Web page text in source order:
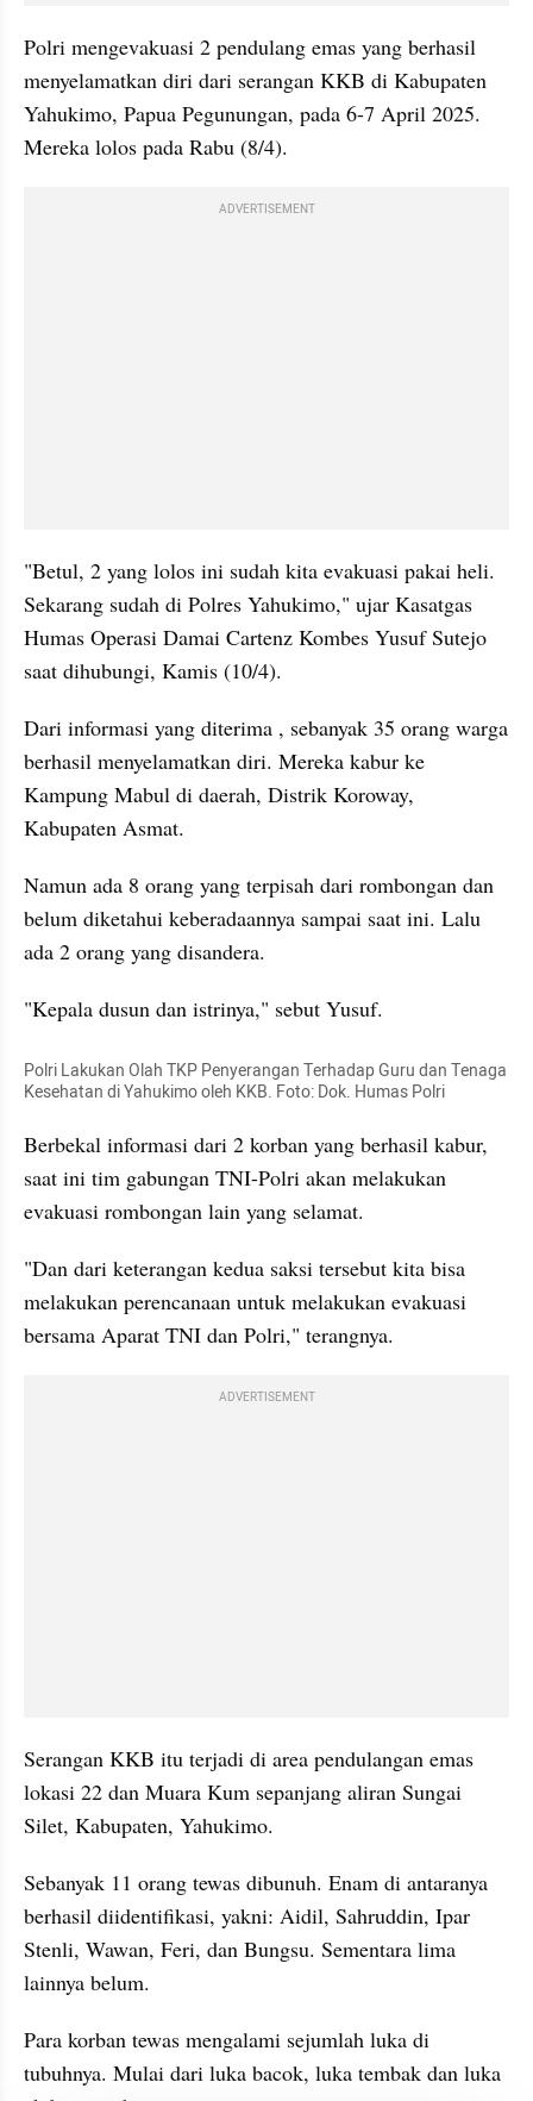
Polri mengevakuasi 2 pendulang emas yang berhasil
menyelamatkan diri dari serangan KKB di Kabupaten
Yahukimo, Papua Pegunungan, pada 6-7 April 2025.
Mereka lolos pada Rabu (8/4).
ADVERTISEMENT
"Betul, 2 yang lolos ini sudah kita evakuasi pakai heli.
Sekarang sudah di Polres Yahukimo," ujar Kasatgas
Humas Operasi Damai Cartenz Kombes Yusuf Sutejo
saat dihubungi, Kamis (10/4).
Dari informasi yang diterima , sebanyak 35 orang warga
berhasil menyelamatkan diri. Mereka kabur ke
Kampung Mabul di daerah, Distrik Koroway,
Kabupaten Asmat.
Namun ada 8 orang yang terpisah dari rombongan dan
belum diketahui keberadaannya sampai saat ini. Lalu
ada 2 orang yang disandera.
"Kepala dusun dan istrinya," sebut Yusuf.
Polri Lakukan Olah TKP Penyerangan Terhadap Guru dan Tenaga
Kesehatan di Yahukimo oleh KKB. Foto: Dok. Humas Polri
Berbekal informasi dari 2 korban yang berhasil kabur,
saat ini tim gabungan TNI-Polri akan melakukan
evakuasi rombongan lain yang selamat.
"Dan dari keterangan kedua saksi tersebut kita bisa
melakukan perencanaan untuk melakukan evakuasi
bersama Aparat TNI dan Polri," terangnya.
ADVERTISEMENT
Serangan KKB itu terjadi di area pendulangan emas
lokasi 22 dan Muara Kum sepanjang aliran Sungai
Silet, Kabupaten, Yahukimo.
Sebanyak 11 orang tewas dibunuh. Enam di antaranya
berhasil diidentifikasi, yakni: Aidil, Sahruddin, Ipar
Stenli, Wawan, Feri, dan Bungsu. Sementara lima
lainnya belum.
Para korban tewas mengalami sejumlah luka di
tubuhnya. Mulai dari luka bacok, luka tembak dan luka